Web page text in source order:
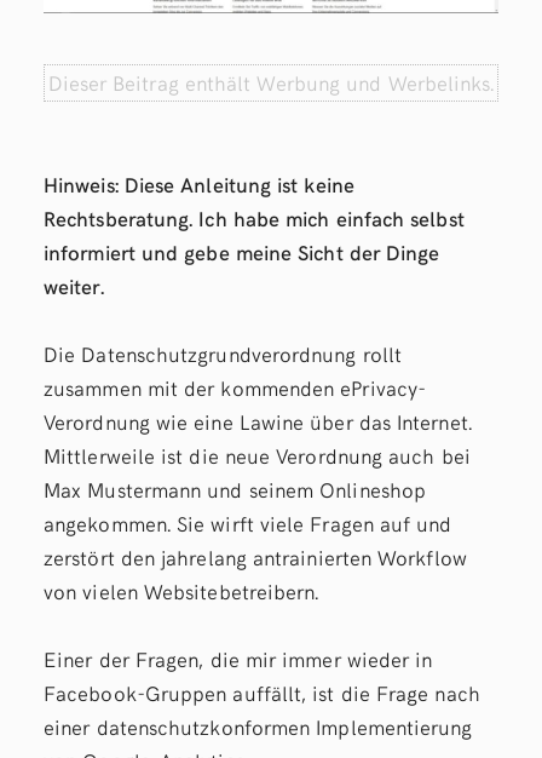
Dieser Beitrag enthält Werbung und Werbelinks.
Hinweis: Diese Anleitung ist keine
Rechtsberatung. Ich habe mich einfach selbst
informiert und gebe meine Sicht der Dinge
weiter.
Die Datenschutzgrundverordnung rollt
zusammen mit der kommenden ePrivacy-
Verordnung wie eine Lawine über das Internet.
Mittlerweile ist die neue Verordnung auch bei
Max Mustermann und seinem Onlineshop
angekommen. Sie wirft viele Fragen auf und
zerstört den jahrelang antrainierten Workflow
von vielen Websitebetreibern.
Einer der Fragen, die mir immer wieder in
Facebook-Gruppen auffällt, ist die Frage nach
einer datenschutzkonformen Implementierung